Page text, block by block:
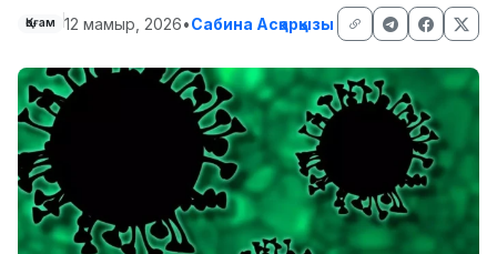
Қоғам 12 мамыр, 2026•Сабина Асқарқызы